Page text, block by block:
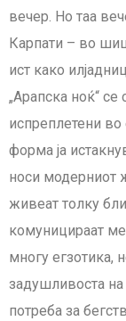
вечер. Но таа
Карпати – во
ист како
„Арапска ноќ“
испреплетени
форма ја
носи модерниот
живеат толку
комуницираат
многу егзотика,
задушливоста на
потреба за